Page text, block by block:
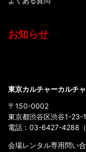
お知らせ
東京カルチャーカルチ
〒150-0002
東京都渋谷区渋谷1-23-
電話： 03-6427-4288
会場レンタル専用問い